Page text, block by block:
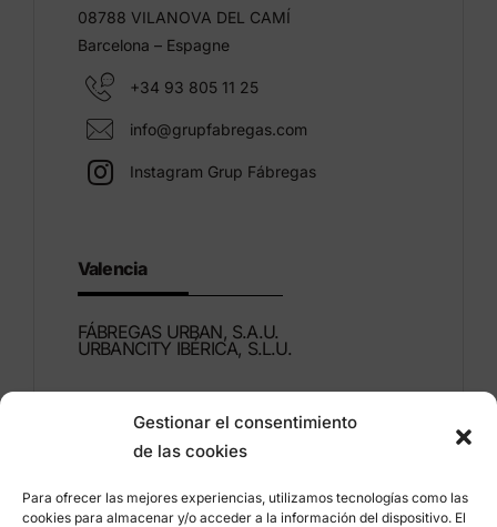
Gestionar el consentimiento
de las cookies
Para ofrecer las mejores experiencias, utilizamos tecnologías como las
cookies para almacenar y/o acceder a la información del dispositivo. El
08788 VILANOVA DEL CAMÍ
Barcelona – Espagne
+34 93 805 11 25
info@grupfabregas.com
Instagram Grup Fábregas
Valencia
FÁBREGAS URBAN, S.A.U.
URBANCITY IBÉRICA, S.L.U.
46960 ALDAIA
Valencia – Espagne
+34 96 151 53 44